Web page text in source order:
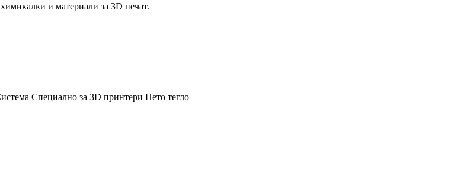
и материали за 3D печат.
Специално за 3D принтери Нето тегло